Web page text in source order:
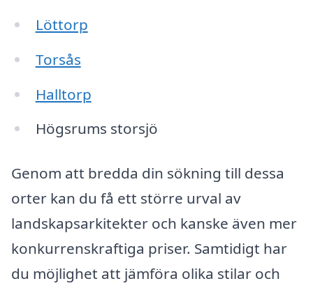
Löttorp
Torsås
Halltorp
Högsrums storsjö
Genom att bredda din sökning till dessa
orter kan du få ett större urval av
landskapsarkitekter och kanske även mer
konkurrenskraftiga priser. Samtidigt har
du möjlighet att jämföra olika stilar och